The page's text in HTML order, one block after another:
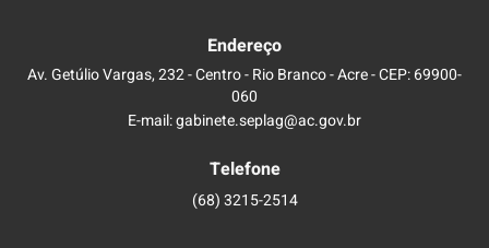
Endereço
Av. Getúlio Vargas, 232 - Centro - Rio Branco - Acre - CEP: 69900-
060
E-mail: gabinete.seplag@ac.gov.br
Telefone
(68) 3215-2514